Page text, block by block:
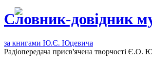
Словник-довідник
за книгами Ю.Є. Юцевича
Радіопередача присв'ячена творчості Є.О.